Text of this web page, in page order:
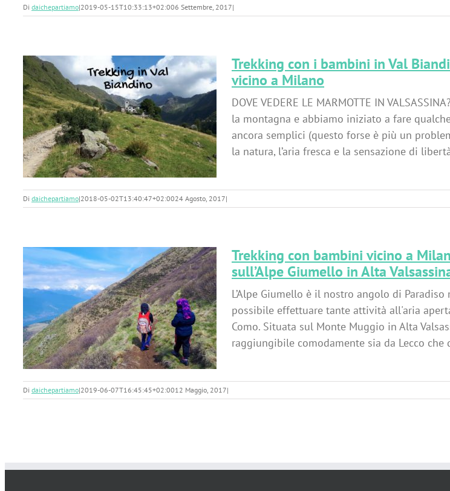
Di daichepartiamo|2019-05-15T10:33:13+02:006 Settembre, 2017|
Trekking con i bambini in Val
vicino a Milano
DOVE VEDERE LE MARMOTTE IN
la montagna e abbiamo iniziato a fare
ancora semplici (questo forse è più un
la natura, l’aria fresca e la sensazione di
Di daichepartiamo|2018-05-02T13:40:47+02:0024 Agosto, 2017|
Trekking con bambini vicino a
sull’Alpe Giumello in Alta
L’Alpe Giumello è il nostro angolo di
possibile effettuare tante attività all'aria
Como. Situata sul Monte Muggio in Alta
raggiungibile comodamente sia da Lecco che
Di daichepartiamo|2019-06-07T16:45:45+02:0012 Maggio, 2017|